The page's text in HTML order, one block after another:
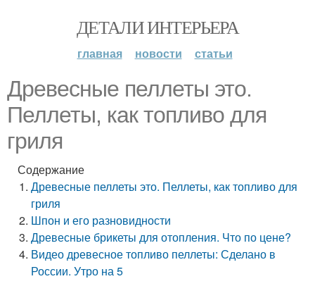
ДЕТАЛИ ИНТЕРЬЕРА
главная новости статьи
Древесные пеллеты это.
Пеллеты, как топливо для
гриля
Содержание
Древесные пеллеты это. Пеллеты, как топливо для
гриля
Шпон и его разновидности
Древесные брикеты для отопления. Что по цене?
Видео древесное топливо пеллеты: Сделано в
России. Утро на 5